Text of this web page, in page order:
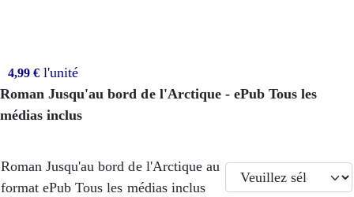
4,99 € l'unité
Roman Jusqu'au bord de l'Arctique - ePub Tous les
médias inclus
Roman Jusqu'au bord de l'Arctique au
format ePub Tous les médias inclus